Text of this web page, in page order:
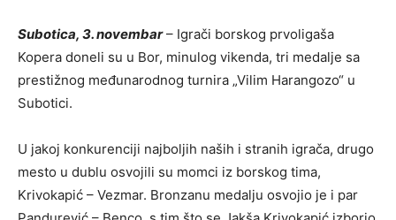
Subotica, 3. novembar– Igrači borskog prvoligaša
Kopera doneli su u Bor, minulog vikenda, tri medalje sa
prestižnog međunarodnog turnira „Vilim Harangozo“ u
Subotici.
U jakoj konkurenciji najboljih naših i stranih igrača, drugo
mesto u dublu osvojili su momci iz borskog tima,
Krivokapić – Vezmar. Bronzanu medalju osvojio je i par